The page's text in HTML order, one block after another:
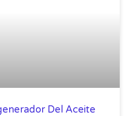
Del Aceite